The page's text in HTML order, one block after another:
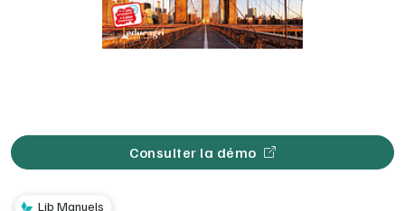
Consulter la démo
Lib Manuels